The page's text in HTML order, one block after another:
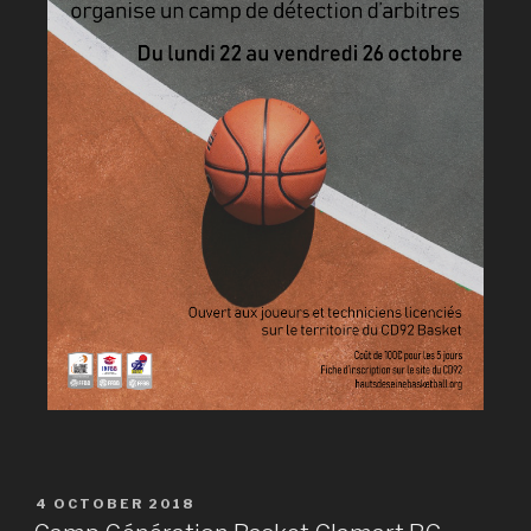
4 OCTOBER 2018